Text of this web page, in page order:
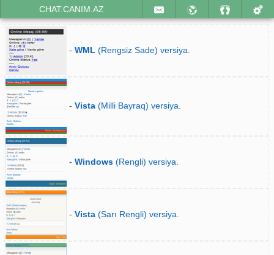
CHAT.CANIM.AZ
- WML (Rengsiz Sade) versiya.
- Vista (Milli Bayraq) versiya.
- Windows (Rengli) versiya.
- Vista (Sarı Rengli) versiya.